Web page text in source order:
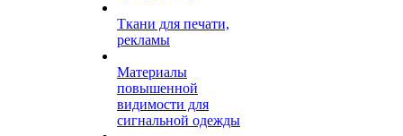
Ткани для печати,
рекламы
Материалы
повышенной
видимости для
сигнальной одежды